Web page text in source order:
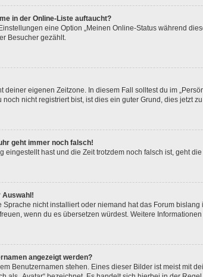
in der Online-Liste auftaucht?
eine Option „Meinen Online-Status während
Besucher gezählt.
eigenen Zeitzone. In diesem Fall solltest du im
nicht registriert bist, ist dies ein guter Grund, dies jetzt zu
geht immer noch falsch!
hast und die Zeit trotzdem noch falsch ist, geht
Auswahl!
nicht installiert oder niemand hat das Forum
wenn du es übersetzen würdest. Weitere
angezeigt werden?
Benutzernamen stehen. Eines dieser Bilder ist meist mit